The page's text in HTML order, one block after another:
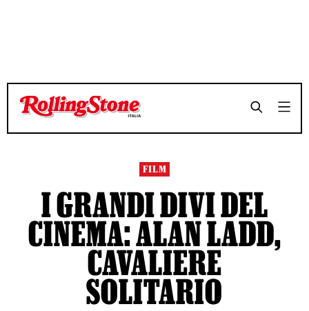
TEMPO DI LETTURA 5 MINUTI
TEMPO DI LETTURA 5 MINUTI
FILM
I GRANDI DIVI DEL
CINEMA: ALAN LADD,
CAVALIERE
SOLITARIO